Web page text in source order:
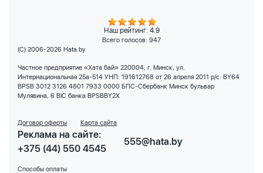
Наш рейтинг: 4.9
Всего голосов: 947
(C) 2006-2026 Hata.by
Частное предприятие «Хата бай» 220004, г. Минск, ул.
Интернациональная 25а-514 УНП: 191612768 от 26 апреля 2011 р/с: BY64
BPSB 3012 3126 4801 7933 0000 БПС-Сбербанк Минск бульвар
Мулявина, 6 BIC банка BPSBBY2X
Договор оферты Карта сайта
Реклама на сайте:
+375 (44) 550 4545
555@hata.by
Способы оплаты